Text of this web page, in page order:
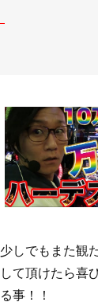
↓日直島田収録
shimada.com ま